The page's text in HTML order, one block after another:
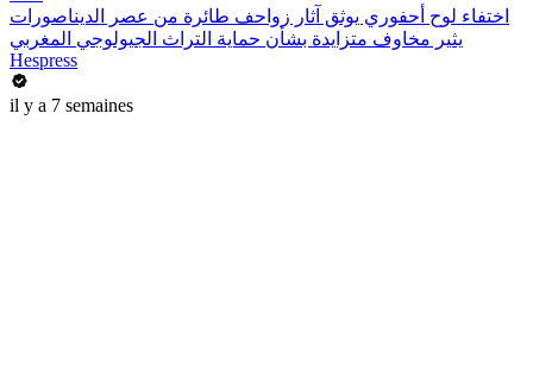
اختفاء لوح أحفوري يوثق آثار زواحف طائرة من عصر الديناصورات
يثير مخاوف متزايدة بشأن حماية التراث الجيولوجي المغربي
Hespress
il y a 7 semaines